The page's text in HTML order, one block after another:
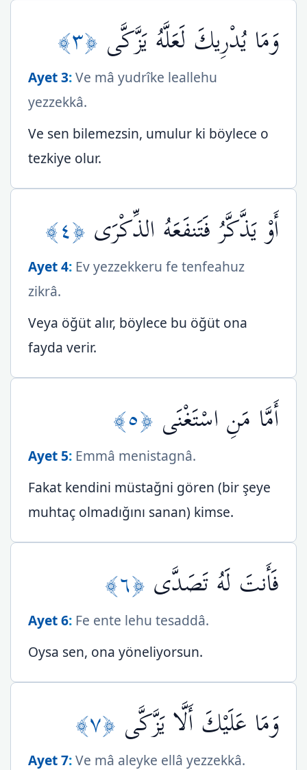
وَمَا يُدْرِيكَ لَعَلَّهُ يَزَّكَّى ﴿٣﴾
Ayet 3:Ve mâ yudrîke leallehu
yezzekkâ.
Ve sen bilemezsin, umulur ki böylece o
tezkiye olur.
أَوْ يَذَّكَّرُ فَتَنفَعَهُ الذِّكْرَى ﴿٤﴾
Ayet 4: Ev yezzekkeru fe tenfeahuz
zikrâ.
Veya öğüt alır, böylece bu öğüt ona
fayda verir.
أَمَّا مَنِ اسْتَغْنَى ﴿٥﴾
Ayet 5: Emmâ menistagnâ.
Fakat kendini müstağni gören (bir şeye
muhtaç olmadığını sanan) kimse.
فَأَنتَ لَهُ تَصَدَّى ﴿٦﴾
Ayet 6: Fe ente lehu tesaddâ.
Oysa sen, ona yöneliyorsun.
وَمَا عَلَيْكَ أَلَّا يَزَّكَّى ﴿٧﴾
Ayet 7:Ve mâ aleyke ellâ yezzekkâ.